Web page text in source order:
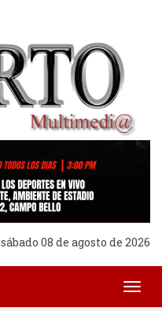
sábado 08 de agosto de 2026